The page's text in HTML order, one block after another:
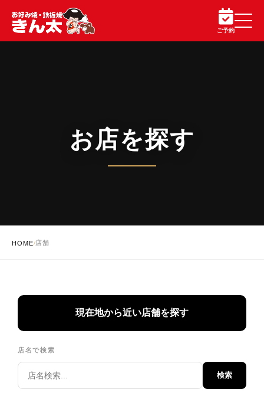
ご予約
お店を探す
HOME/店舗
現在地から近い店舗を探す
店名で検索
検索